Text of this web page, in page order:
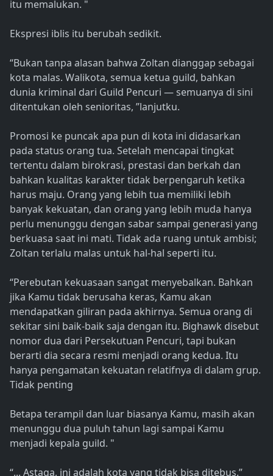
itu memalukan. "
Ekspresi iblis itu berubah sedikit.
“Bukan tanpa alasan bahwa Zoltan dianggap sebagai
kota malas. Walikota, semua ketua guild, bahkan
dunia kriminal dari Guild Pencuri — semuanya di sini
ditentukan oleh senioritas, ”lanjutku.
Promosi ke puncak apa pun di kota ini didasarkan
pada status orang tua. Setelah mencapai tingkat
tertentu dalam birokrasi, prestasi dan berkah dan
bahkan kualitas karakter tidak berpengaruh ketika
harus maju. Orang yang lebih tua memiliki lebih
banyak kekuatan, dan orang yang lebih muda hanya
perlu menunggu dengan sabar sampai generasi yang
berkuasa saat ini mati. Tidak ada ruang untuk ambisi;
Zoltan terlalu malas untuk hal-hal seperti itu.
“Perebutan kekuasaan sangat menyebalkan. Bahkan
jika Kamu tidak berusaha keras, Kamu akan
mendapatkan giliran pada akhirnya. Semua orang di
sekitar sini baik-baik saja dengan itu. Bighawk disebut
nomor dua dari Persekutuan Pencuri, tapi bukan
berarti dia secara resmi menjadi orang kedua. Itu
hanya pengamatan kekuatan relatifnya di dalam grup.
Tidak penting
Betapa terampil dan luar biasanya Kamu, masih akan
menunggu dua puluh tahun lagi sampai Kamu
menjadi kepala guild. "
“... Astaga, ini adalah kota yang tidak bisa ditebus.”